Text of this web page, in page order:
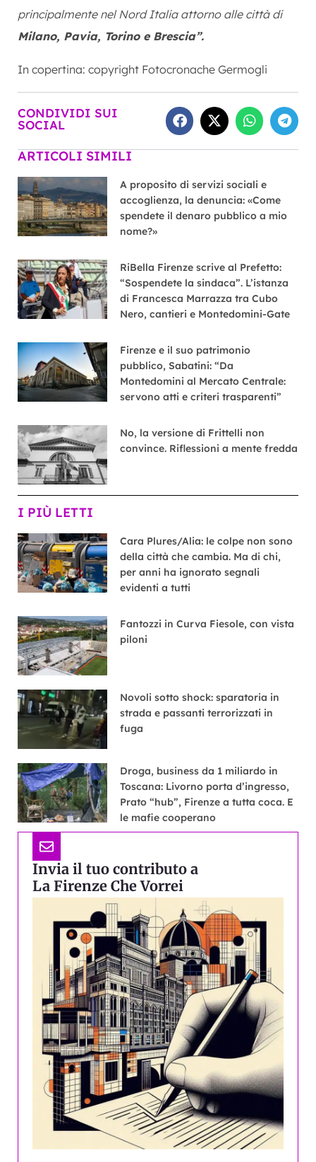
principalmente nel Nord Italia attorno alle città di
Milano, Pavia, Torino e Brescia”.
In copertina: copyright Fotocronache Germogli
CONDIVIDI SUI
SOCIAL
ARTICOLI SIMILI
A proposito di servizi sociali e
accoglienza, la denuncia: «Come
spendete il denaro pubblico a mio
nome?»
RiBella Firenze scrive al Prefetto:
“Sospendete la sindaca”. L’istanza
di Francesca Marrazza tra Cubo
Nero, cantieri e Montedomini-Gate
Firenze e il suo patrimonio
pubblico, Sabatini: “Da
Montedomini al Mercato Centrale:
servono atti e criteri trasparenti”
No, la versione di Frittelli non
convince. Riflessioni a mente fredda
I PIÙ LETTI
Cara Plures/Alia: le colpe non sono
della città che cambia. Ma di chi,
per anni ha ignorato segnali
evidenti a tutti
Fantozzi in Curva Fiesole, con vista
piloni
Novoli sotto shock: sparatoria in
strada e passanti terrorizzati in
fuga
Droga, business da 1 miliardo in
Toscana: Livorno porta d’ingresso,
Prato “hub”, Firenze a tutta coca. E
le mafie cooperano
Invia il tuo contributo a
La Firenze Che Vorrei